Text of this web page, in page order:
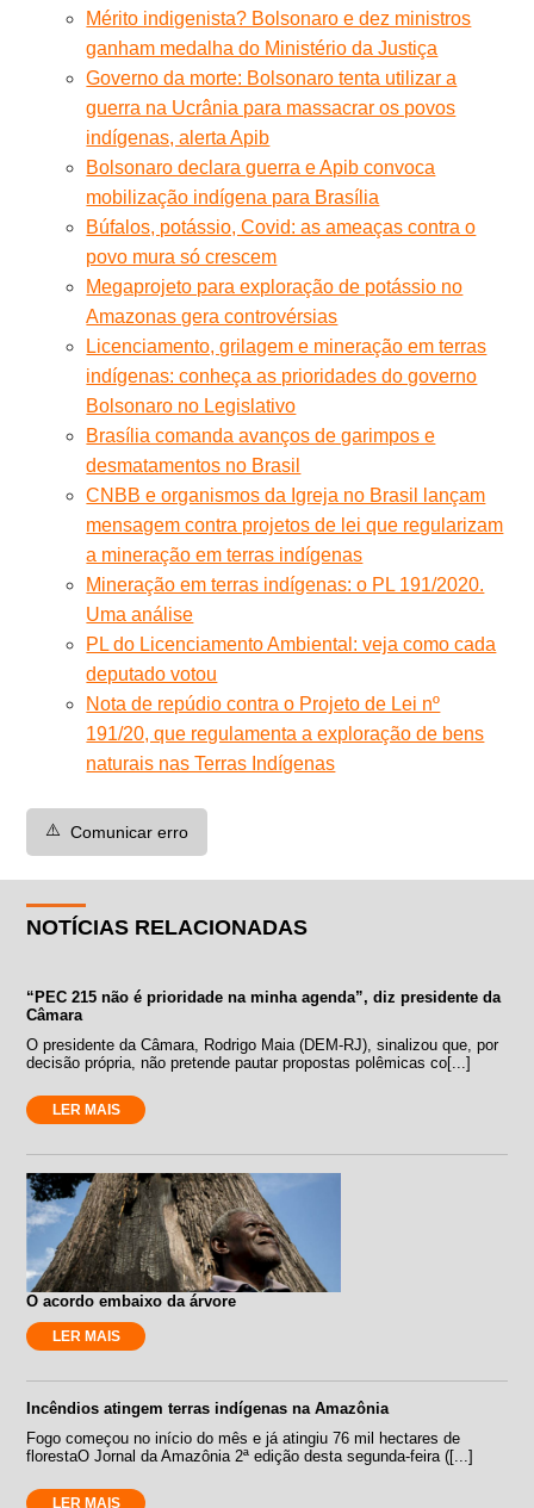
Mérito indigenista? Bolsonaro e dez ministros
ganham medalha do Ministério da Justiça
Governo da morte: Bolsonaro tenta utilizar a
guerra na Ucrânia para massacrar os povos
indígenas, alerta Apib
Bolsonaro declara guerra e Apib convoca
mobilização indígena para Brasília
Búfalos, potássio, Covid: as ameaças contra o
povo mura só crescem
Megaprojeto para exploração de potássio no
Amazonas gera controvérsias
Licenciamento, grilagem e mineração em terras
indígenas: conheça as prioridades do governo
Bolsonaro no Legislativo
Brasília comanda avanços de garimpos e
desmatamentos no Brasil
CNBB e organismos da Igreja no Brasil lançam
mensagem contra projetos de lei que regularizam
a mineração em terras indígenas
Mineração em terras indígenas: o PL 191/2020.
Uma análise
PL do Licenciamento Ambiental: veja como cada
deputado votou
Nota de repúdio contra o Projeto de Lei nº
191/20, que regulamenta a exploração de bens
naturais nas Terras Indígenas
⚠️ Comunicar erro
NOTÍCIAS RELACIONADAS
“PEC 215 não é prioridade na minha agenda”, diz presidente da
Câmara
O presidente da Câmara, Rodrigo Maia (DEM-RJ), sinalizou que, por
decisão própria, não pretende pautar propostas polêmicas co[...]
LER MAIS
O acordo embaixo da árvore
LER MAIS
Incêndios atingem terras indígenas na Amazônia
Fogo começou no início do mês e já atingiu 76 mil hectares de
florestaO Jornal da Amazônia 2ª edição desta segunda-feira ([...]
LER MAIS